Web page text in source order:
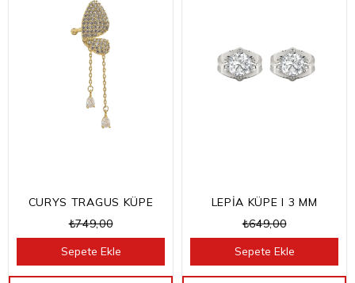
CURYS TRAGUS KÜPE
₺749,00
Sepete Ekle
LEPİA KÜPE I 3 MM
₺649,00
Sepete Ekle